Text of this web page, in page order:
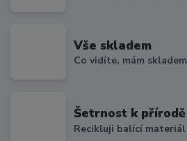
Vše skladem
Co vidíte, mám skladem
Šetrnost k přírodě
Recikluji balící materiál